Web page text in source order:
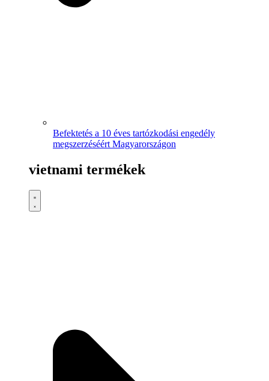
Befektetés a 10 éves tartózkodási engedély
megszerzéséért Magyarországon
vietnami termékek